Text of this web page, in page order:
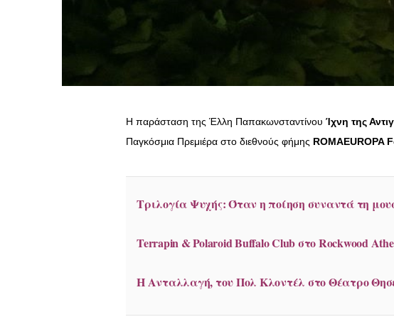
Η παράσταση της Έλλη Παπακωνσταντίνου Ίχνη της
Παγκόσμια Πρεμιέρα στο διεθνούς φήμης ROMAEUROPA
Τριλογία Ψυχής: Όταν η ποίηση συναντά τη
Terrapin & Polaroid Buffalo Club στο Rockwood
Η Ανταλλαγή, του Πολ Κλοντέλ στο Θέατρο